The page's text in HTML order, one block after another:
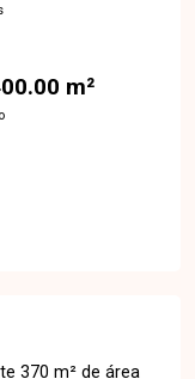
m²
370 m² de área